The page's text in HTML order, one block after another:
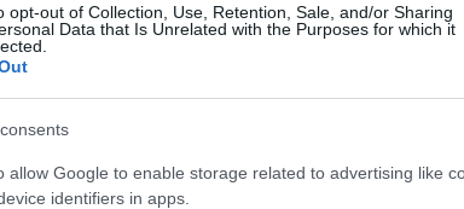
opt-out of Collection, Use, Retention, Sale, and/or Sharing
Data that Is Unrelated with the Purposes for which it
allow Google to enable storage related to advertising like
identifiers in apps.
októberben az
között legyen a Google-találatokban!